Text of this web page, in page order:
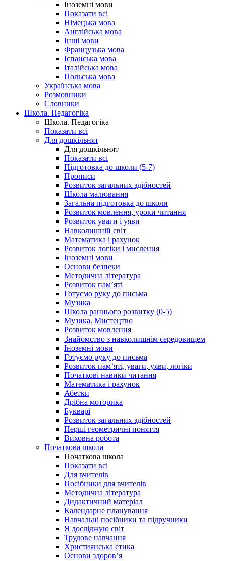
Іноземні мови
Показати всі
Німецька мова
Англійська мова
Інші мови
Французька мова
Іспанська мова
Італійська мова
Польська мова
Українська мова
Розмовники
Словники
Школа. Педагогіка
Школа. Педагогіка
Показати всі
Для дошкільнят
Для дошкільнят
Показати всі
Підготовка до школи (5-7)
Прописи
Розвиток загальних здібностей
Школа малювання
Загальна підготовка до школи
Розвиток мовлення, уроки читання
Розвиток уваги і уяви
Навколишній світ
Математика і рахунок
Розвиток логіки і мислення
Іноземні мови
Основи безпеки
Методична література
Розвиток пам’яті
Готуємо руку до письма
Музика
Школа раннього розвитку (0-5)
Музика. Мистецтво
Розвиток мовлення
Знайомство з навколишнім середовищем
Іноземні мови
Готуємо руку до письма
Розвиток пам’яті, уваги, уяви, логіки
Початкові навики читання
Математика і рахунок
Абетки
Дрібна моторика
Букварі
Розвиток загальних здібностей
Перші геометричні поняття
Виховна робота
Початкова школа
Початкова школа
Показати всі
Для вчителів
Посібники для вчителів
Методична література
Дидактичний матеріал
Календарне планування
Навчальні посібники та підручники
Я досліджую світ
Трудове навчання
Християнська етика
Основи здоров’я